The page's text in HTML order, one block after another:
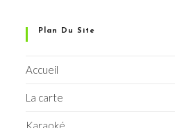
Plan Du Site
Accueil
La carte
Karaoké